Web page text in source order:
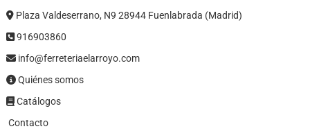
Plaza Valdeserrano, N9 28944 Fuenlabrada (Madrid)
916903860
info@ferreteriaelarroyo.com
Quiénes somos
Catálogos
Contacto